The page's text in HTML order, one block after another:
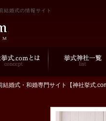
結婚式の情報サイト
結婚式・和婚専門サイト【神社挙式